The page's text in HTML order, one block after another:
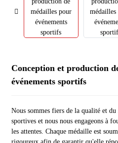
Conception et production
événements sportifs
Nous sommes fiers de la qualité et
sportives et nous nous engageons à
les attentes. Chaque médaille est